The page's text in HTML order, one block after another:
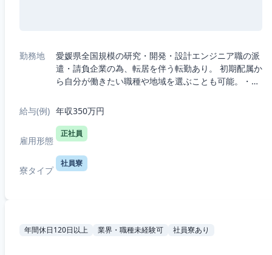
勤務地
愛媛県全国規模の研究・開発・設計エンジニア職の派
遣・請負企業の為、転居を伴う転勤あり。 初期配属か
ら自分が働きたい職種や地域を選ぶことも可能。・5
R&D（化学生物系）・7つの勤務エリア...
給与(例) 年収350万円
雇用形態
正社員
寮タイプ
社員寮
年間休日120日以上 業界・職種未経験可 社員寮あり